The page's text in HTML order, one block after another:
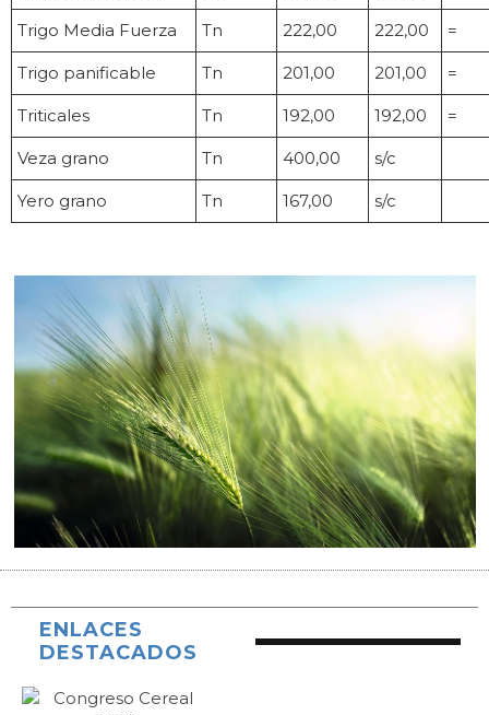
Trigo Media Fuerza Tn 222,00 222,00 =
Trigo panificable Tn 201,00 201,00 =
Triticales Tn 192,00 192,00 =
Veza grano Tn 400,00 s/c
Yero grano Tn 167,00 s/c
ENLACES
DESTACADOS